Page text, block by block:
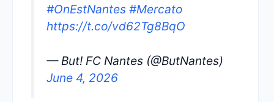
#OnEstNantes #Mercato
https://t.co/vd62Tg8BqO
— But! FC Nantes (@ButNantes)
June 4, 2026